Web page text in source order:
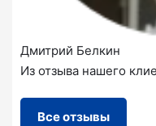
Дмитрий Белкин
Из отзыва нашего
Все отзывы